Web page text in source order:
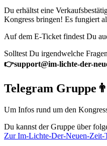
Du erhältst eine
Kongress bringen! Es fungiert
Auf dem E-Ticket findest Du
Solltest Du irgendwelche
👉support@im-lichte-der-
Telegram
Um Infos rund um den
Du kannst der Gruppe über
Zur Im-Lichte-Der-Neuen-Zeit-